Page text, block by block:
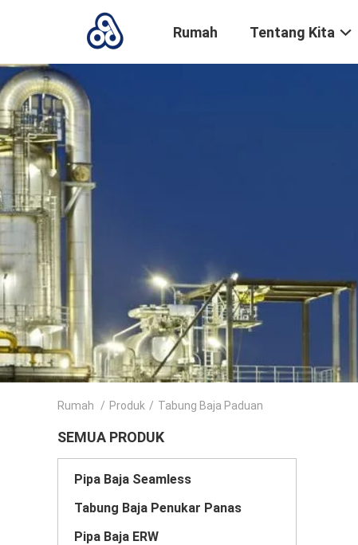
Rumah Tentang Kita
Rumah / Produk / Tabung Baja Paduan
SEMUA PRODUK
Pipa Baja Seamless
Tabung Baja Penukar Panas
Pipa Baja ERW